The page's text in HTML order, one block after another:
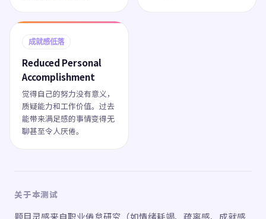
成就感低落
Reduced Personal
Accomplishment
觉得自己的努力没有意义，
质疑能力和工作价值。过去
能带来满足感的事情变得无
聊甚至令人厌倦。
关于本测试
题目灵感来自职业倦怠研究（如情绪耗竭、疏离感、成就感